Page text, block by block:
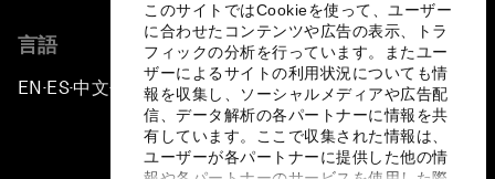
このサイトではCookieを使って、ユーザー
に合わせたコンテンツや広告の表示、トラ
フィックの分析を行っています。またユー
ザーによるサイトの利用状況についても情
報を収集し、ソーシャルメディアや広告配
信、データ解析の各パートナーに情報を共
有しています。ここで収集された情報は、
ユーザーが各パートナーに提供した他の情
言語
EN ▪ ES▪中文▪ 日本語